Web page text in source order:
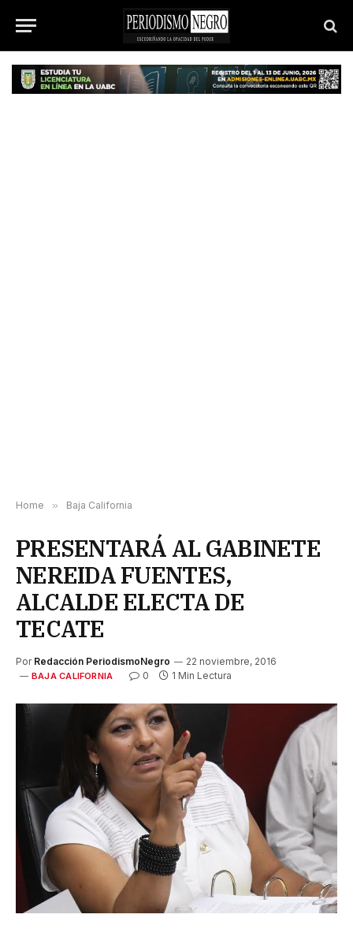
Home » Baja California
PRESENTARÁ AL GABINETE
NEREIDA FUENTES,
ALCALDE ELECTA DE
TECATE
Por Redacción PeriodismoNegro 22 noviembre, 2016
BAJA CALIFORNIA 0 1 Min Lectura